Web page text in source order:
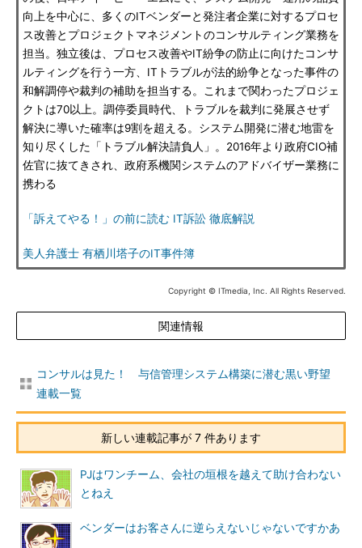
向上を中心に、多くのITベンダーと発注者企業に対するプロセ
ス改善とプロジェクトマネジメントのコンサルティング業務を
担当。独立後は、プロセス改善やIT紛争の防止に向けたコンサ
ルティングを行う一方、ITトラブルが法的紛争となった事件の
和解調停や裁判の補助を担当する。これまで関わったプロジェ
クトは70以上。調停委員時代、トラブルを裁判に発展させず
解決に導いた確率は9割を超える。システム開発に潜む地雷を
知り尽くした「トラブル解決請負人」。2016年より政府CIO補
佐官に抜てきされ、政府系機関システムのアドバイザー業務に
携わる
「訴えてやる！」の前に読む IT訴訟 徹底解説
美人弁護士 有栖川塔子のIT事件簿
Copyright © ITmedia, Inc. All Rights Reserved.
関連情報
コンサルは見た！ 与信管理システム構築に潜む黒い野望
連載一覧
新しい連載記事が 7 件あります
PJはワンチーム、会社の垣根を越えて助け合わない
とねえ
ベンダーはお客さんに逆らえないじゃないですかあ